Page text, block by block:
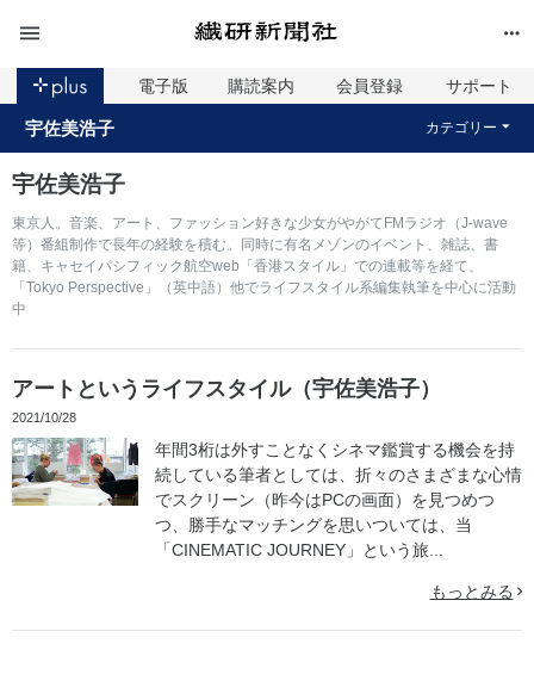
電子版 購読案内 会員登録 サポート
宇佐美浩子 カテゴリー
宇佐美浩子
東京人。音楽、アート、ファッション好きな少女がやがてFMラジオ（J-wave
等）番組制作で長年の経験を積む。同時に有名メゾンのイベント、雑誌、書
籍、キャセイパシフィック航空web「香港スタイル」での連載等を経て、
「Tokyo Perspective」（英中語）他でライフスタイル系編集執筆を中心に活動
中
アートというライフスタイル（宇佐美浩子）
2021/10/28
年間3桁は外すことなくシネマ鑑賞する機会を持
続している筆者としては、折々のさまざまな心情
でスクリーン（昨今はPCの画面）を見つめつ
つ、勝手なマッチングを思いついては、当
「CINEMATIC JOURNEY」という旅...
もっとみる